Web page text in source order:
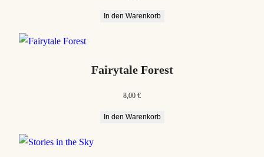
In den Warenkorb
Fairytale Forest
8,00 €
In den Warenkorb